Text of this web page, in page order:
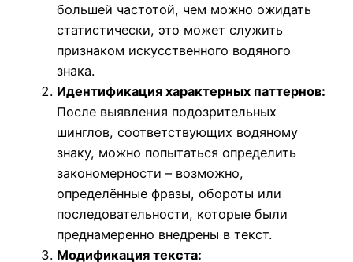
большей частотой, чем можно ожидать
статистически, это может служить
признаком искусственного водяного
знака.
Идентификация характерных паттернов:
После выявления подозрительных
шинглов, соответствующих водяному
знаку, можно попытаться определить
закономерности – возможно,
определённые фразы, обороты или
последовательности, которые были
преднамеренно внедрены в текст.
Модификация текста: